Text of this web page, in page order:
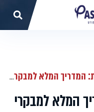
המלא למבקרי קרוז עם זמן מוגבל
המלא למבקרי